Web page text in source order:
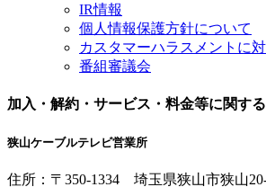
IR情報
個人情報保護方針について
カスタマーハラスメントに
番組審議会
加入・解約・サービス・料金等に関す
狭山ケーブルテレビ営業所
住所： 〒350-1334 埼玉県狭山市狭山